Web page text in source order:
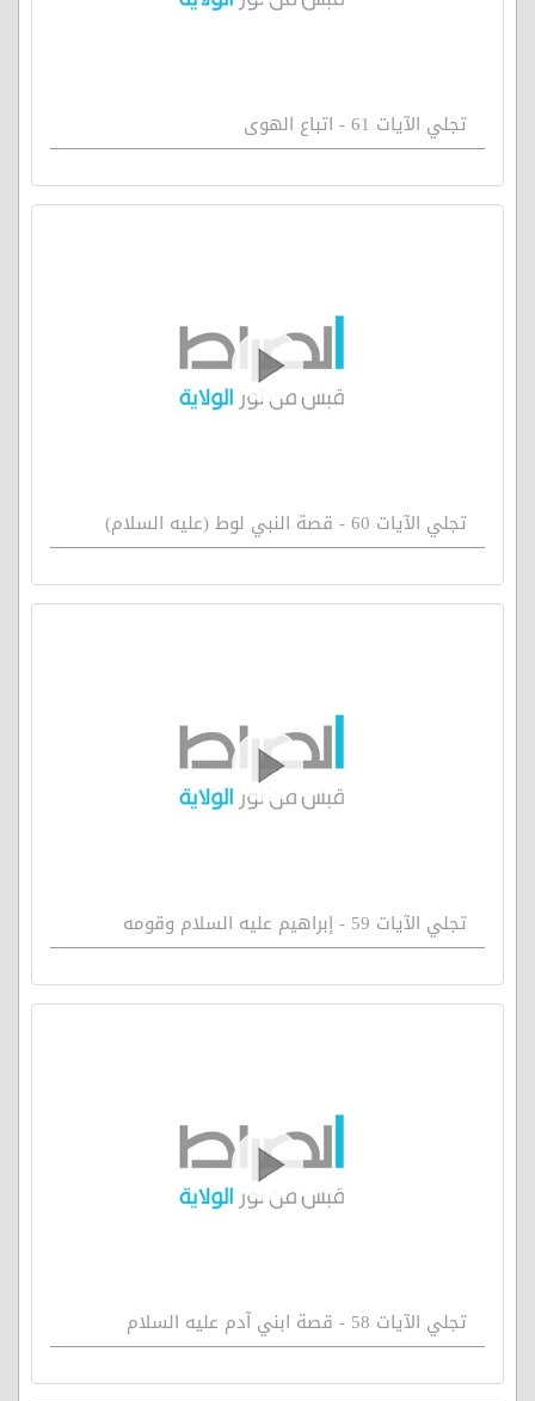
تجلي الآيات 61 - اتباع الهوى
تجلي الآيات 60 - قصة النبي لوط (عليه السلام)
تجلي الآيات 59 - إبراهيم عليه السلام وقومه
تجلي الآيات 58 - قصة ابني آدم عليه السلام